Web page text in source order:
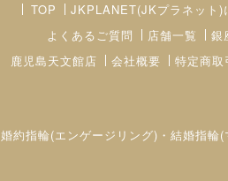
TOP JKPLANET(JKプラネット)
よくあるご質問
店舗一覧 銀
鹿児島天文館店
会社概要 特定商取
婚約指輪(エンゲージリング)・結婚指輪